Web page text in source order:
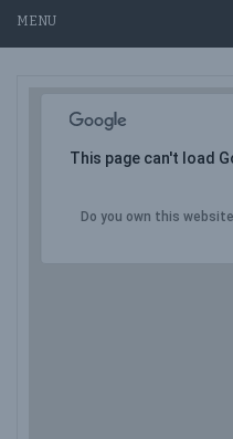
MENU
This page can't load
Do you own this